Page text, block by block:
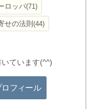
ロッパ 71
せの法則 44
ています(^^)
ロフィール